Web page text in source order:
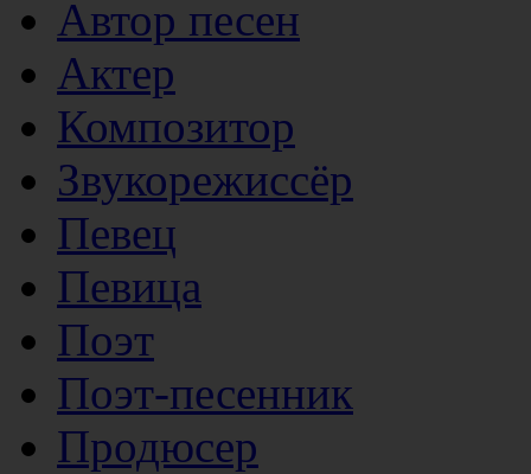
Автор песен
Актер
Композитор
Звукорежиссёр
Певец
Певица
Поэт
Поэт-песенник
Продюсер